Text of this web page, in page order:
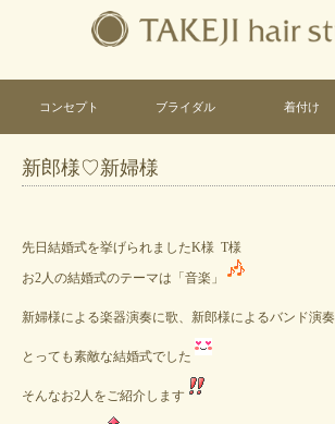
コンセプト ブライダル 着付け
新郎様♡新婦様
先日結婚式を挙げられましたK様 T様
お2人の結婚式のテーマは「音楽」
新婦様による楽器演奏に歌、新郎様によるバンド演奏
とっても素敵な結婚式でした
そんなお2人をご紹介します